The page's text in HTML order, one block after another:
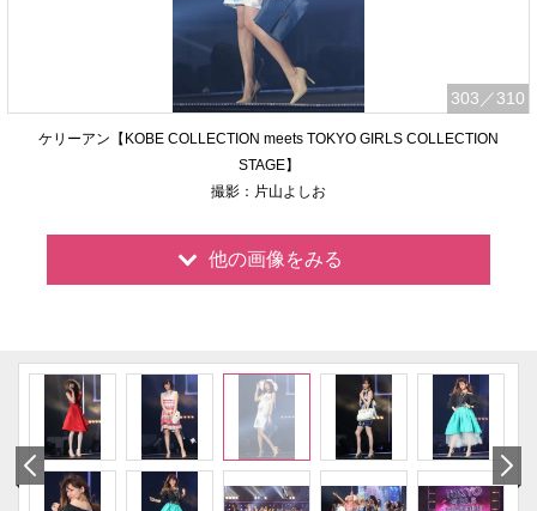
303 ／310
ケリーアン【KOBE COLLECTION meets TOKYO GIRLS COLLECTION
STAGE】
撮影：片山よしお
他の画像をみる